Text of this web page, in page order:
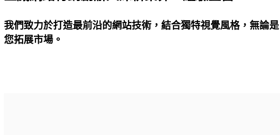
我們致力於打造最前沿的網站技術，結合獨特視覺風格，無論
您拓展市場。